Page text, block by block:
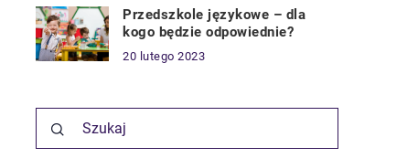
Przedszkole językowe – dla
kogo będzie odpowiednie?
20 lutego 2023